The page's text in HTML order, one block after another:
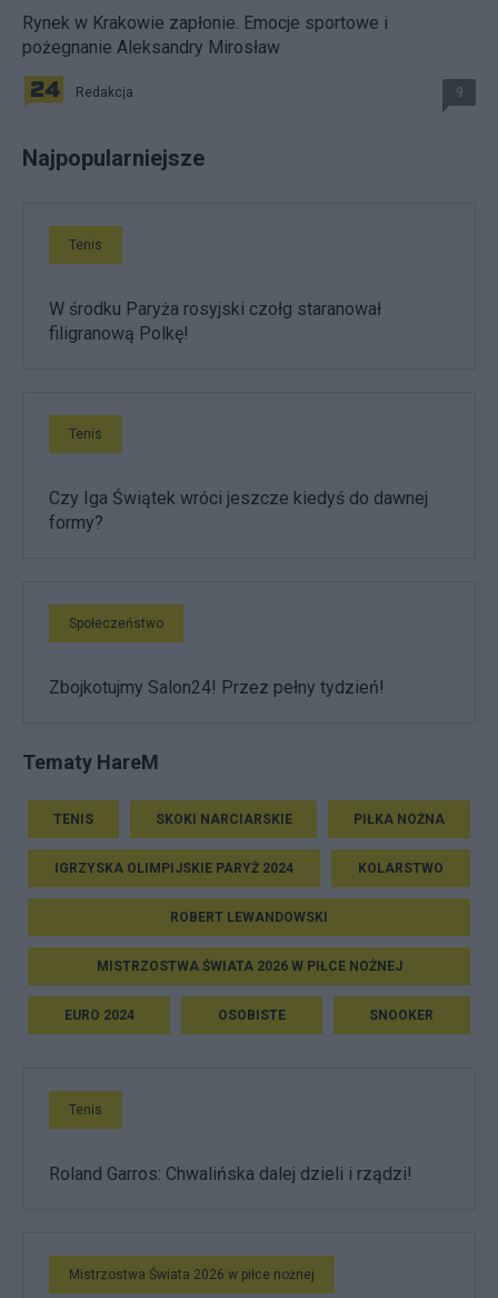
Rynek w Krakowie zapłonie. Emocje sportowe i
pożegnanie Aleksandry Mirosław
Redakcja 9
Najpopularniejsze
Tenis
W środku Paryża rosyjski czołg staranował
filigranową Polkę!
Tenis
Czy Iga Świątek wróci jeszcze kiedyś do dawnej
formy?
Społeczeństwo
Zbojkotujmy Salon24! Przez pełny tydzień!
Tematy HareM
TENIS SKOKI NARCIARSKIE PIŁKA NOŻNA
IGRZYSKA OLIMPIJSKIE PARYŻ 2024 KOLARSTWO
ROBERT LEWANDOWSKI
MISTRZOSTWA ŚWIATA 2026 W PIŁCE NOŻNEJ
EURO 2024 OSOBISTE SNOOKER
Tenis
Roland Garros: Chwalińska dalej dzieli i rządzi!
Mistrzostwa Świata 2026 w piłce nożnej